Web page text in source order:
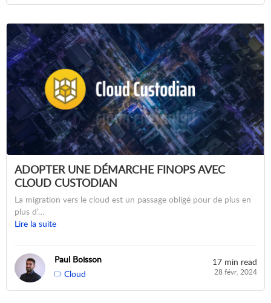
ADOPTER UNE DÉMARCHE FINOPS AVEC
CLOUD CUSTODIAN
La migration vers le cloud est un passage obligé pour de plus en
plus d’…
Lire la suite
Paul Boisson
Cloud
17 min read
28 févr. 2024